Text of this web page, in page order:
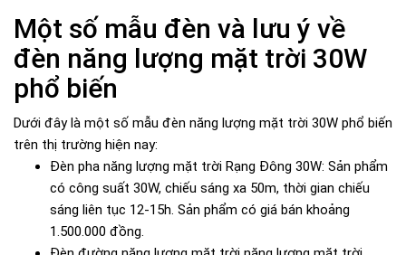
Một số mẫu đèn và lưu ý về
đèn năng lượng mặt trời 30W
phổ biến
Dưới đây là một số mẫu đèn năng lượng mặt trời 30W phổ biến
trên thị trường hiện nay:
Đèn pha năng lượng mặt trời Rạng Đông 30W: Sản phẩm
có công suất 30W, chiếu sáng xa 50m, thời gian chiếu
sáng liên tục 12-15h. Sản phẩm có giá bán khoảng
1.500.000 đồng.